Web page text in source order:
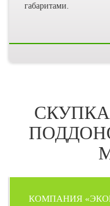
габаритами.
КОМПАНИЯ